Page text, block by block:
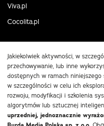
Viva.pl
Cocolita.pl
Jakiekolwiek aktywności, w
przechowywanie, lub inne
dostępnych w ramach
w szczególności w celu ich
rozwoju, modyfikacji i szkolenia
algorytmów lub sztucznej
uprzedniej, jednoznacznie